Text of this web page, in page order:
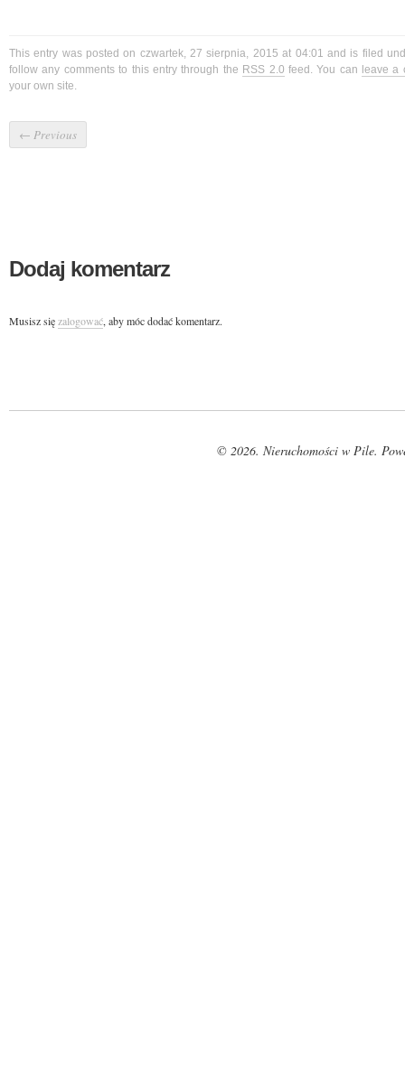
This entry was posted on czwartek, 27 sierpnia, 2015 at 04:01 and is filed
follow any comments to this entry through the RSS 2.0 feed. You can leave a
your own site.
← Previous
Dodaj komentarz
Musisz sięzalogować, aby móc dodać komentarz.
© 2026. Nieruchomości w Pile.